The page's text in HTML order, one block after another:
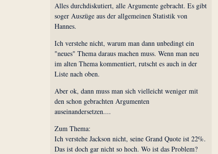
Alles durchdiskutiert, alle Argumente gebracht. Es gibt
soger Auszüge aus der allgemeinen Statistik von
Hannes.
Ich verstehe nicht, warum man dann unbedingt ein
"neues" Thema daraus machen muss. Wenn man neu
im alten Thema kommentiert, rutscht es auch in der
Liste nach oben.
Aber ok, dann muss man sich vielleicht weniger mit
den schon gebrachten Argumenten
auseinandersetzen....
Zum Thema:
Ich verstehe Jackson nicht, seine Grand Quote ist 22%.
Das ist doch gar nicht so hoch. Wo ist das Problem?